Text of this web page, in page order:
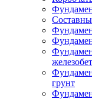
грунт